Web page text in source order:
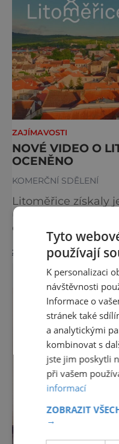
ZAJÍMAVOSTI
NOVÉ VIDEO O
OCENĚNO
KOMERČNÍ SDĚLENÍ
Litoměřice získaly
udělovaných v
celorepublikové
materiálů
odborné poroty se
propagačních videí. Královské Litoměřice
představují
zajímavých míst.
zážitků s oblastí
kultury, chutí
zobrazit více >>
Tyto
používají
K personalizaci
návštěvnosti
Informace o
stránek také
a analytickými
kombinovat s
jste jim poskytli
při vašem
informací
ZOBRAZIT
→